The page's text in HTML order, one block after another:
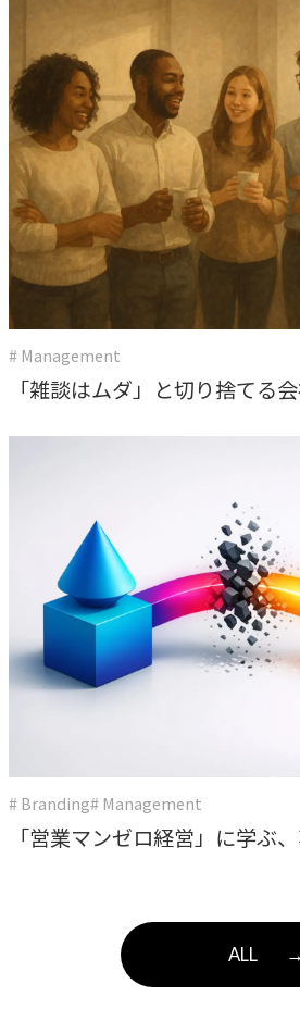
# Management
「雑談はムダ」と切り捨てる
ない。うちが報連相を”効率化
# Branding# Management
「営業マンゼロ経営」に学ぶ
ALL →